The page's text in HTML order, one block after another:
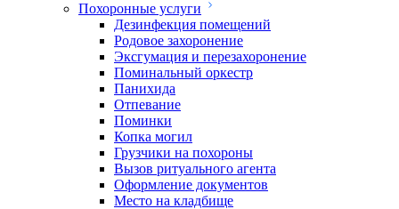
Похоронные услуги
Дезинфекция помещений
Родовое захоронение
Эксгумация и перезахоронение
Поминальный оркестр
Панихида
Отпевание
Поминки
Копка могил
Грузчики на похороны
Вызов ритуального агента
Оформление документов
Место на кладбище